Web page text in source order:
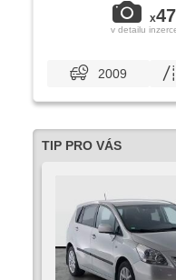
x47
v detailu
2009
TIP PRO VÁS